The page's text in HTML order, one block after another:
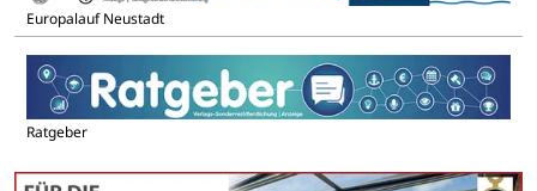
Europalauf Neustadt
Ratgeber